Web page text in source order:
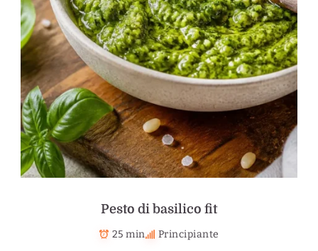
Pesto di basilico fit
25 min Principiante